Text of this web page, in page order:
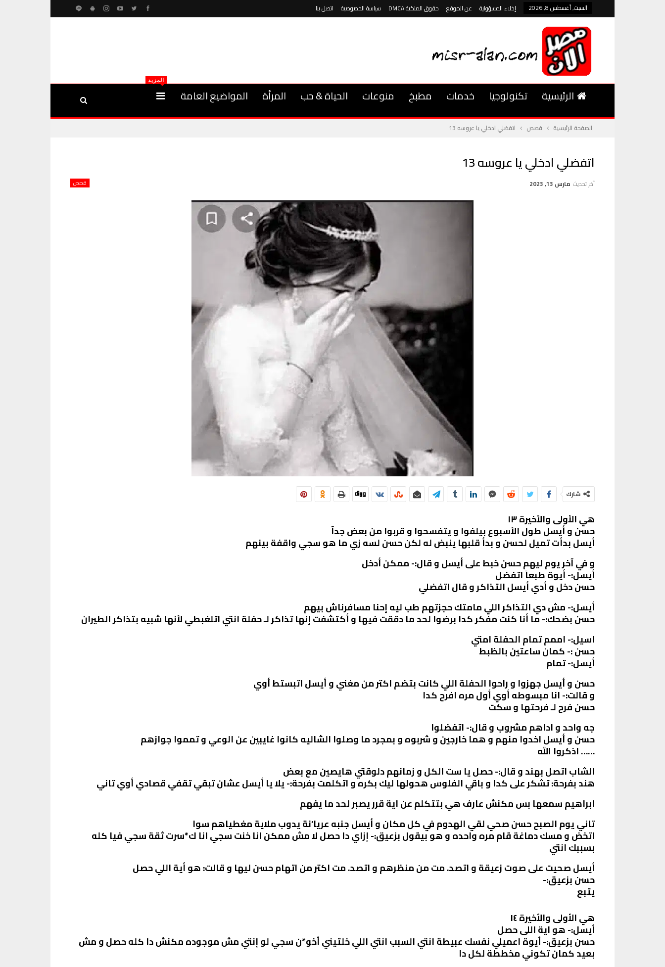
السبت, أغسطس 8, 2026 إخلاء المسؤولية عن الموقع حقوق الملكية DMCA سياسة الخصوصية اتصل بنا
الرئيسية تكنولوجيا خدمات مطبخ منوعات الحياة & حب المرأة المواضيع العامة
المزيد
الصفحة الرئيسية قصص اتفضلي ادخلي يا عروسه 13
اتفضلي ادخلي يا عروسه 13
قصص آخر تحديث مارس 13, 2023
شارك
هي الأولى والأخيرة ١٣
حسن و أيسل طول الأسبوع بيلفوا و يتفسحوا و قربوا من بعض جدآ
أيسل بدأت تميل لحسن و بدأ قلبها ينبض له لكن حسن لسه زي ما هو سجي واقفة بينهم
و في آخر يوم ليهم حسن خبط على أيسل و قال:- ممكن أدخل
أيسل:- أيوة طبعاً اتفضل
حسن دخل و أدي أيسل التذاكر و قال اتفضلي
أيسل:- مش دي التذاكر اللي مامتك حجزتهم طب ليه إحنا مسافرناش بيهم
حسن بضحك:- ما أنا كنت مفكر كدا برضوا لحد ما دققت فيها و أكتشفت إنها تذاكر لـ حفلة انتي اتلغبطي لأنها شبيه بتذاكر الطيران
اسيل:- اممم تمام الحفلة امتي
حسن :- كمان ساعتين بالظبط
أيسل:- تمام
حسن و أيسل جهزوا و راحوا الحفلة اللي كانت بتضم اكتر من مغني و أيسل اتبستط أوي
و قالت:- انا مبسوطه أوي أول مره افرح كدا
حسن فرح لـ فرحتها و سكت
جه واحد و اداهم مشروب و قال:- اتفضلوا
حسن و أيسل اخدوا منهم و هما خارجين و شربوه و بمجرد ما وصلوا الشاليه كانوا غايبين عن الوعي و تمموا جوازهم
…… اذكروا الله
الشاب اتصل بهند و قال:- حصل يا ست الكل و زمانهم دلوقتي هايصين مع بعض
هند بفرحة: تشكر على كدا و باقي الفلوس هحولها ليك بكره و اتكلمت بفرحة:- يلا يا أيسل عشان تبقي تقفي قصادي أوي تاني
ابراهيم سمعها بس مكنش عارف هي بتتكلم عن اية قرر يصبر لحد ما يفهم
تاني يوم الصبح حسن صحي لقي الهدوم في كل مكان و أيسل جنبه عريا’نة يدوب ملاية مغطياهم سوا
اتخض و مسك دماغة قام مره واحده و هو بيقول بزعيق:- إزاي دا حصل لا مش ممكن انا خنت سجي انا ك*سرت ثقة سجي فيا كله
بسببك انتي
أيسل صحيت على صوت زعيقة و اتصد. مت من منظرهم و اتصد. مت اكتر من اتهام حسن ليها و قالت: هو أية اللي حصل
حسن بزعيق:-
يتبع
هي الأولى والأخيرة ١٤
أيسل:- هو اية اللى حصل
حسن بزعيق:- أيوة اعميلي نفسك عبيطة انتي السبب انتي اللي خلتيني أخو*ن سجي لو إنتي مش موجوده مكنش دا كله حصل و مش
بعيد كمان تكوني مخططة لكل دا